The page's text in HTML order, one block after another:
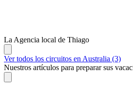
La Agencia local de Thiago
Ver todos los circuitos en Australia (3)
Nuestros artículos para preparar sus